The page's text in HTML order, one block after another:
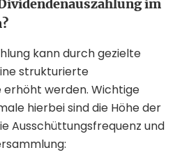
im
kann durch gezielte
strukturierte
werden. Wichtige
hierbei sind die Höhe der
Ausschüttungsfrequenz und